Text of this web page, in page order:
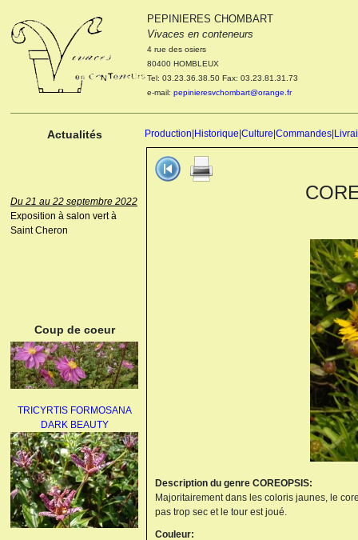
PEPINIERES CHOMBART
Vivaces en conteneurs
4 rue des osiers
80400 HOMBLEUX
Tel: 03.23.36.38.50 Fax: 03.23.81.31.73
e-mail: pepinieresvchombart@orange.fr
Actualités Production Historique Culture Commandes
Le 04 et 05 octobre 2022
Portes ouvertes de la
pépinière : Visite des
cultures, découverte des
nouveautés. Le rendez-vous
des passionnés Le mardi 04
octobre 2022. Le mercredi 05
Du 21 au 22 septembre 2022
Exposition à salon vert à
Saint Cheron
Coup de coeur
TRICYRTIS FORMOSANA
DARK BEAUTY
Description du genre COREOPSIS:
Majoritairement dans les coloris jaunes, le
pas trop sec et le tour est joué.
Couleur: